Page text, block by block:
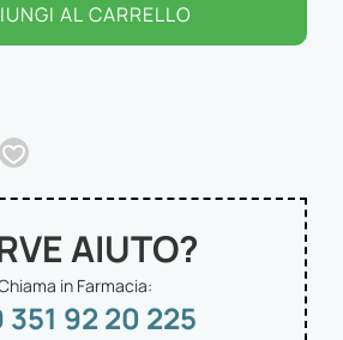
AL CARRELLO
AIUTO?
in Farmacia:
351 92 20 225